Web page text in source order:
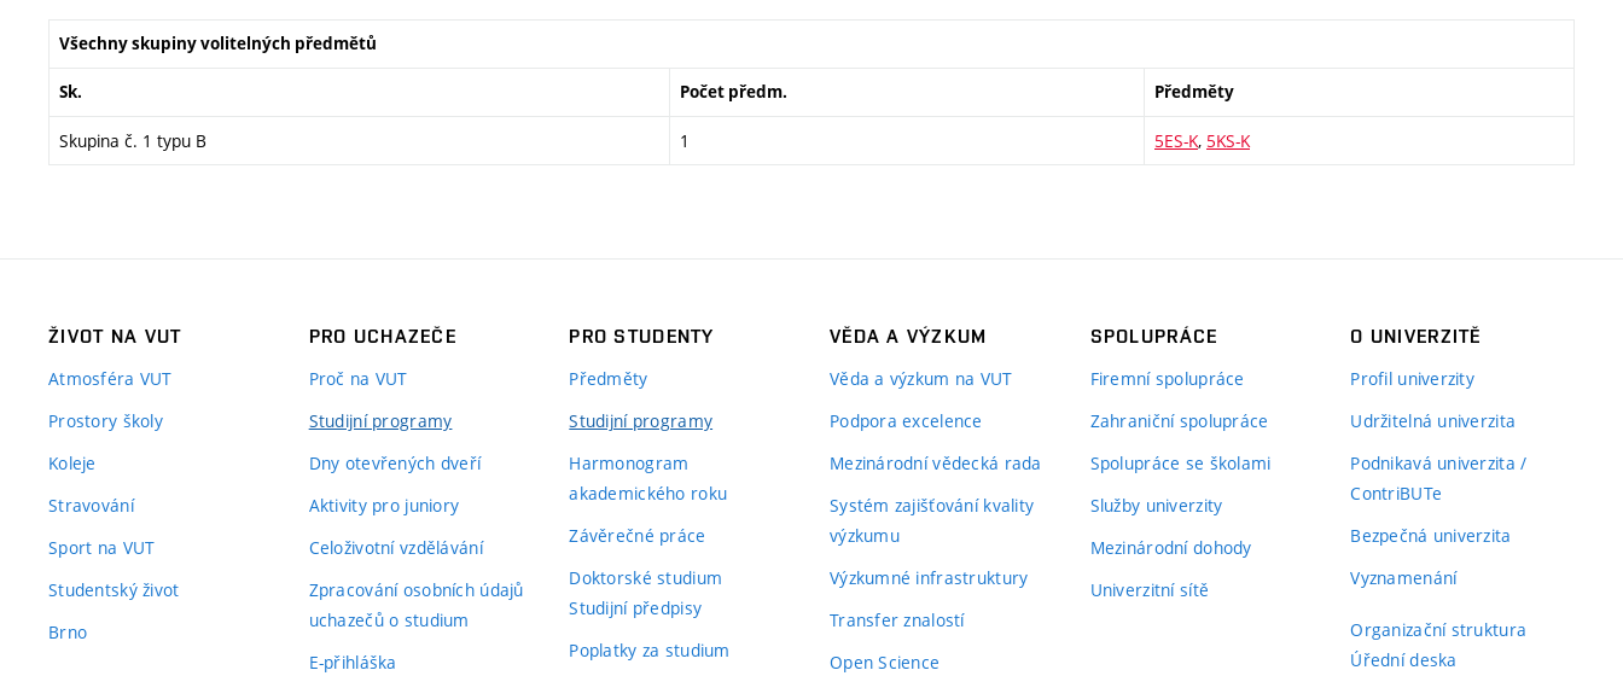
Všechny skupiny volitelných předmětů
Sk. Počet předm. Předměty
Skupina č. 1 typu B 1 5ES-K, 5KS-K
ŽIVOT NA VUT
Atmosféra VUT
Prostory školy
Koleje
Stravování
Sport na VUT
Studentský život
Brno
PRO UCHAZEČE
Proč na VUT
Studijní programy
Dny otevřených dveří
Aktivity pro juniory
Celoživotní vzdělávání
Zpracování osobních údajů
uchazečů o studium
E-přihláška
PRO STUDENTY
Předměty
Studijní programy
Harmonogram
akademického roku
Závěrečné práce
Doktorské studium
Studijní předpisy
Poplatky za studium
VĚDA A VÝZKUM
Věda a výzkum na VUT
Podpora excelence
Mezinárodní vědecká rada
Systém zajišťování kvality
výzkumu
Výzkumné infrastruktury
Transfer znalostí
Open Science
SPOLUPRÁCE
Firemní spolupráce
Zahraniční spolupráce
Spolupráce se školami
Služby univerzity
Mezinárodní dohody
Univerzitní sítě
O UNIVERZITĚ
Profil univerzity
Udržitelná univerzita
Podnikavá univerzita /
ContriBUTe
Bezpečná univerzita
Vyznamenání
Organizační struktura
Úřední deska